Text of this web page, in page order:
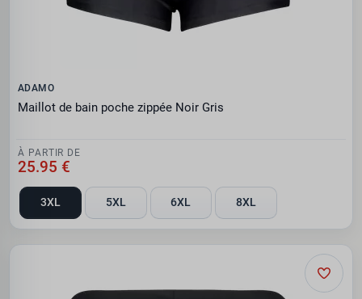
ADAMO
Maillot de bain poche zippée Noir Gris
À PARTIR DE
25.95 €
3XL 5XL 6XL 8XL